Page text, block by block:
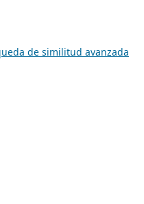
de similitud avanzada